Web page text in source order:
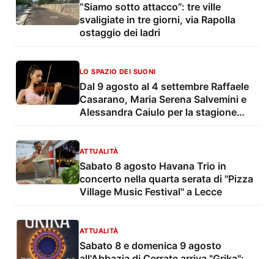
“Siamo sotto attacco”: tre ville
svaligiate in tre giorni, via Rapolla
ostaggio dei ladri
LO SPAZIO DEI SUONI
Dal 9 agosto al 4 settembre Raffaele
Casarano, Maria Serena Salvemini e
Alessandra Caiulo per la stagione
ATTUALITÀ
Sabato 8 agosto Havana Trio in
concerto nella quarta serata di "Pizza
Village Music Festival" a Lecce
ATTUALITÀ
Sabato 8 e domenica 9 agosto